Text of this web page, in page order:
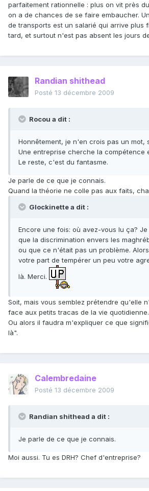
parfaitement rationnelle : plus on vit près
on a de chances de se faire embaucher.
de transports est un salarié qui arrive plus
tard, et surtout n'est pas absent les jours
Randian shithead
Posté 13 décembre 2009
Rocou a dit :
Honnêtement, je n'en crois pas un mot,
Une entreprise cherche la compétence
Le reste, c'est du fantasme.
Je parle de ce que je connais.
Quand la théorie ne colle pas aux faits,
Glockinette a dit :
Encore une fois: où avez-vous lu ça?
que la discrimination envers les
ou que ce n'était pas un problème.
votre part de tempérer un peu votre
là. Merci.
Soit, mais vous semblez prétendre qu'elle
face aux petits tracas de la vie quotidienne.
Ou alors il faudra m'expliquer ce que
là".
Calembredaine
Posté 13 décembre 2009
Randian shithead a dit :
Je parle de ce que je connais.
Moi aussi. Tu es DRH? Chef d'entreprise?